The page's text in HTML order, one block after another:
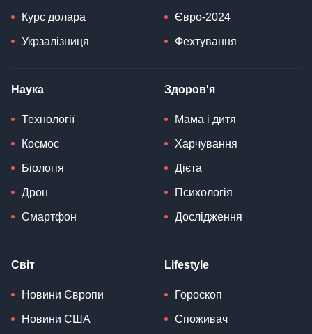
Курс долара
Укрзалізниця
Євро-2024
Фехтування
Наука
Технології
Космос
Біологія
Дрон
Смартфон
Здоров'я
Мама і дитя
Харчування
Дієта
Психологія
Дослідження
Світ
Новини Європи
Новини США
Lifestyle
Гороскоп
Споживач